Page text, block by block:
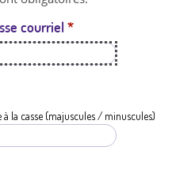
courriel *
la casse (majuscules / minuscules)